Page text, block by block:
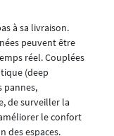
à sa livraison.
peuvent être
réel. Couplées
(deep
pannes,
de surveiller la
le confort
des espaces.